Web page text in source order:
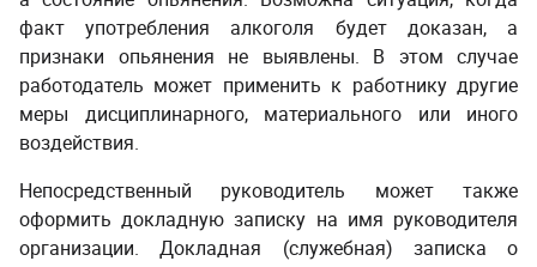
факт употребления алкоголя будет доказан, а
признаки опьянения не выявлены. В этом случае
работодатель может применить к работнику другие
меры дисциплинарного, материального или иного
воздействия.
Непосредственный руководитель может также
оформить докладную записку на имя руководителя
организации. Докладная (служебная) записка о